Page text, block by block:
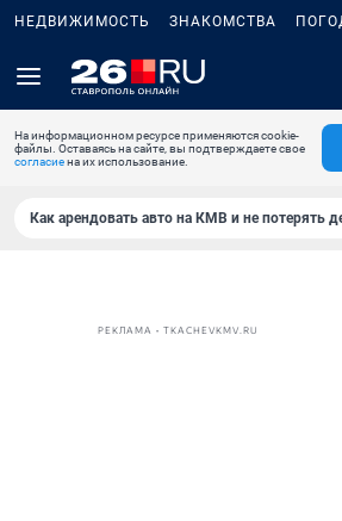
НЕДВИЖИМОСТЬ ЗНАКОМСТВА
На информационном ресурсе применяются cookie-
файлы. Оставаясь на сайте, вы подтверждаете свое
согласиена их использование.
Как арендовать авто на КМВ и не потерять
РЕКЛАМА • TKACHEVKMV.RU